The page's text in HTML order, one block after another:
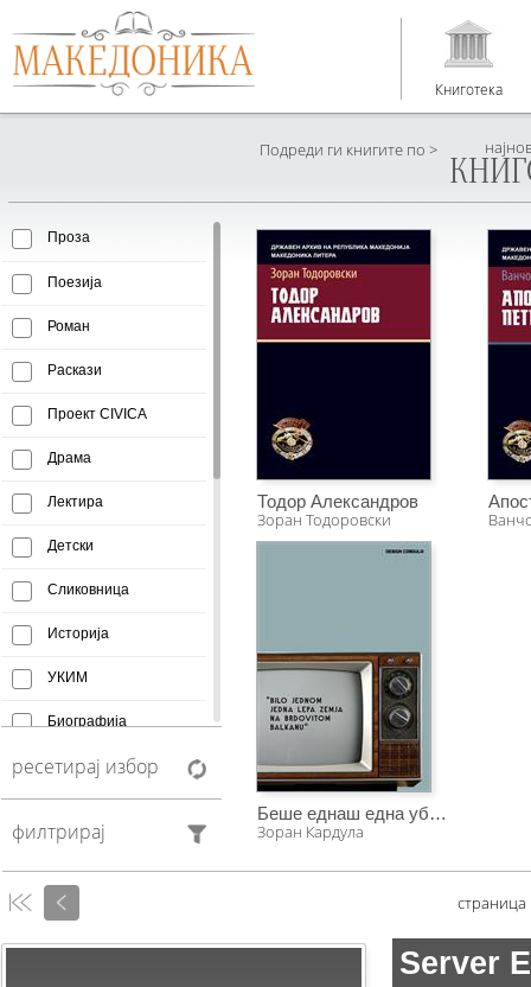
Книготека
Подреди ги книгите по >
Проза
Поезија
Роман
Раскази
Проект CIVICA
Драма
Лектира
Детски
Сликовница
Историја
УКИМ
Биографија
Афоризми
Манускрипт
Антологија
ресетирај избор
филтрирај
Тодор Александров
Зоран Тодоровски
Беше еднаш една убава земја на брдовитиот Балкан
Зоран Кардула
страница